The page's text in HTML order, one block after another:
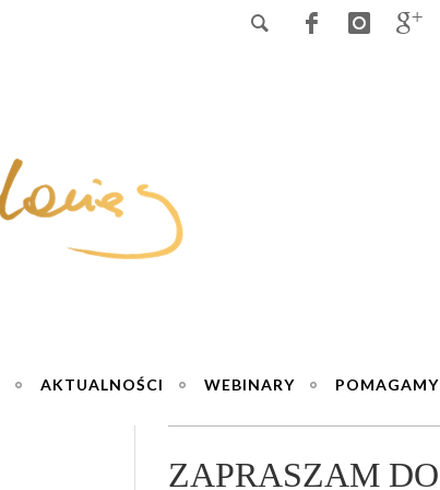
AKTUALNOŚCI WEBINARY POMAGAMY
ZAPRASZAM DO